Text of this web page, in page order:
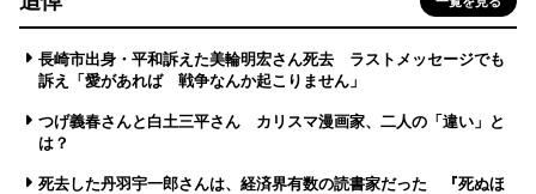
長崎市出身・平和訴えた美輪明宏さん死去 ラストメッセージでも
訴え「愛があれば 戦争なんか起こりません」
つげ義春さんと白土三平さん カリスマ漫画家、二人の「違い」と
は？
死去した丹羽宇一郎さんは、経済界有数の読書家だった 『死ぬほ